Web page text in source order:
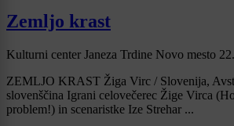
Zemljo krast
Kulturni center Janeza Trdine Novo mesto
ZEMLJO KRAST Žiga Virc / Slovenija,
slovenščina Igrani celovečerec Žige Virca
problem!) in scenaristke Ize Strehar ...